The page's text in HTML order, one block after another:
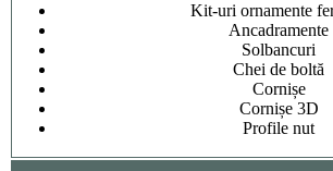
Kit-uri ornamente
Ancadramente
Solbancuri
Chei de boltă
Cornișe
Cornișe 3D
Profile nut